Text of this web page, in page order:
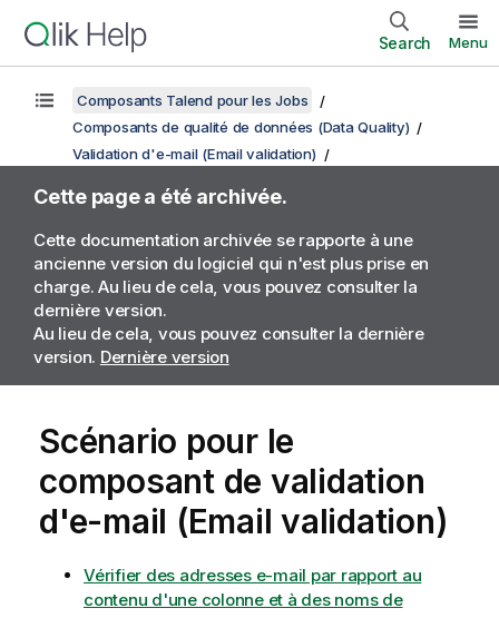
Search Menu
Composants Talend pour les Jobs
Composants de qualité de données (Data Quality)
Validation d'e-mail (Email validation)
Cette page a été archivée.
Cette documentation archivée se rapporte à une
ancienne version du logiciel qui n'est plus prise en
charge. Au lieu de cela, vous pouvez consulter la
dernière version.
Au lieu de cela, vous pouvez consulter la dernière
version. Dernière version
Scénario pour le
composant de validation
d'e-mail (Email validation)
Vérifier des adresses e-mail par rapport au
contenu d'une colonne et à des noms de